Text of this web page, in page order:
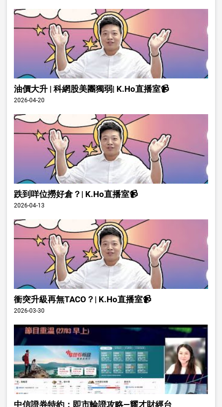
油價大升 | 科網股美團獨弱| K.Ho直播室📹
2026-04-20
跌到咩位撈好倉？| K.Ho直播室📹
2026-04-13
衝突升級再無TACO？| K.Ho直播室📹
2026-03-30
中信證券特約：即市輪證攻略—耀才財經台